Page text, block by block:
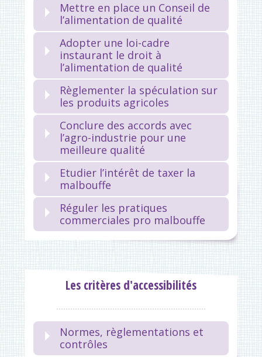
Mettre en place un Conseil de
l’alimentation de qualité
Adopter une loi-cadre
instaurant le droit à
l’alimentation de qualité
Règlementer la spéculation sur
les produits agricoles
Conclure des accords avec
l’agro-industrie pour une
meilleure qualité
Etudier l’intérêt de taxer la
malbouffe
Réguler les pratiques
commerciales pro malbouffe
Les critères d'accessibilités
Normes, règlementations et
contrôles